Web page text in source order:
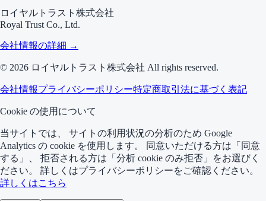
ロイヤルトラスト株式会社
Royal Trust Co., Ltd.
会社情報の詳細 →
© 2026 ロイヤルトラスト株式会社 All rights reserved.
会社情報プライバシーポリシー特定商取引法に基づく表記
Cookie の使用について
当サイトでは、 サイトの利用状況の分析のため Google
Analytics の cookie を使用します。 同意いただける方は「同意
する」、 拒否される方は「分析 cookie のみ拒否」をお選びく
ださい。 詳しくはプライバシーポリシーをご確認ください。
詳しくはこちら